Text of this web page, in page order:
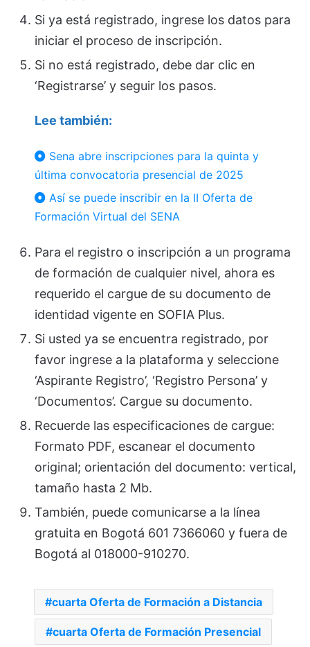
Si ya está registrado, ingrese los datos para
iniciar el proceso de inscripción.
Si no está registrado, debe dar clic en
‘Registrarse’ y seguir los pasos.
Lee también:
Sena abre inscripciones para la quinta y
última convocatoria presencial de 2025
Así se puede inscribir en la II Oferta de
Formación Virtual del SENA
Para el registro o inscripción a un programa
de formación de cualquier nivel, ahora es
requerido el cargue de su documento de
identidad vigente en SOFIA Plus.
Si usted ya se encuentra registrado, por
favor ingrese a la plataforma y seleccione
‘Aspirante Registro’, ‘Registro Persona’ y
‘Documentos’. Cargue su documento.
Recuerde las especificaciones de cargue:
Formato PDF, escanear el documento
original; orientación del documento: vertical,
tamaño hasta 2 Mb.
También, puede comunicarse a la línea
gratuita en Bogotá 601 7366060 y fuera de
Bogotá al 018000-910270.
cuarta Oferta de Formación a Distancia
cuarta Oferta de Formación Presencial